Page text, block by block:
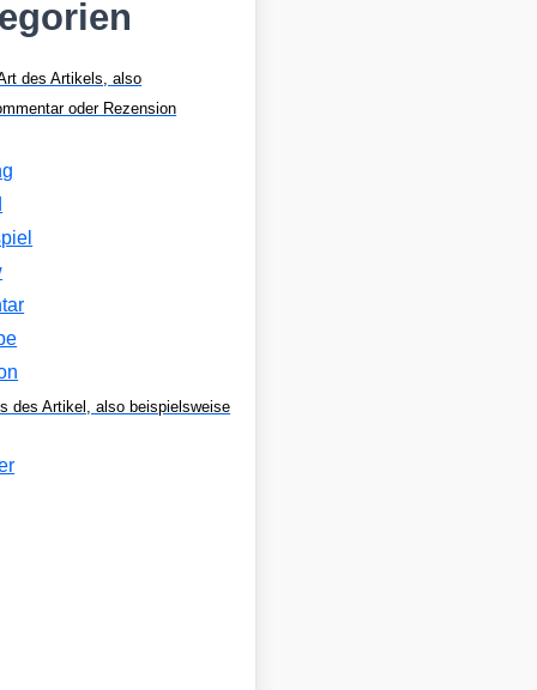
des Artikels, also
oder Rezension
des Artikel, also beispielsweise